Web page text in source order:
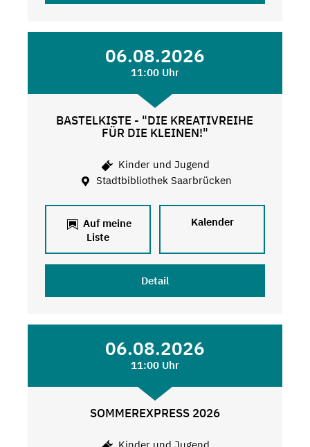
06.08.2026
11:00 Uhr
BASTELKISTE - "DIE KREATIVREIHE
FÜR DIE KLEINEN!"
Kinder und Jugend
Stadtbibliothek Saarbrücken
Auf meine
Liste
Kalender
Detail
06.08.2026
11:00 Uhr
SOMMEREXPRESS 2026